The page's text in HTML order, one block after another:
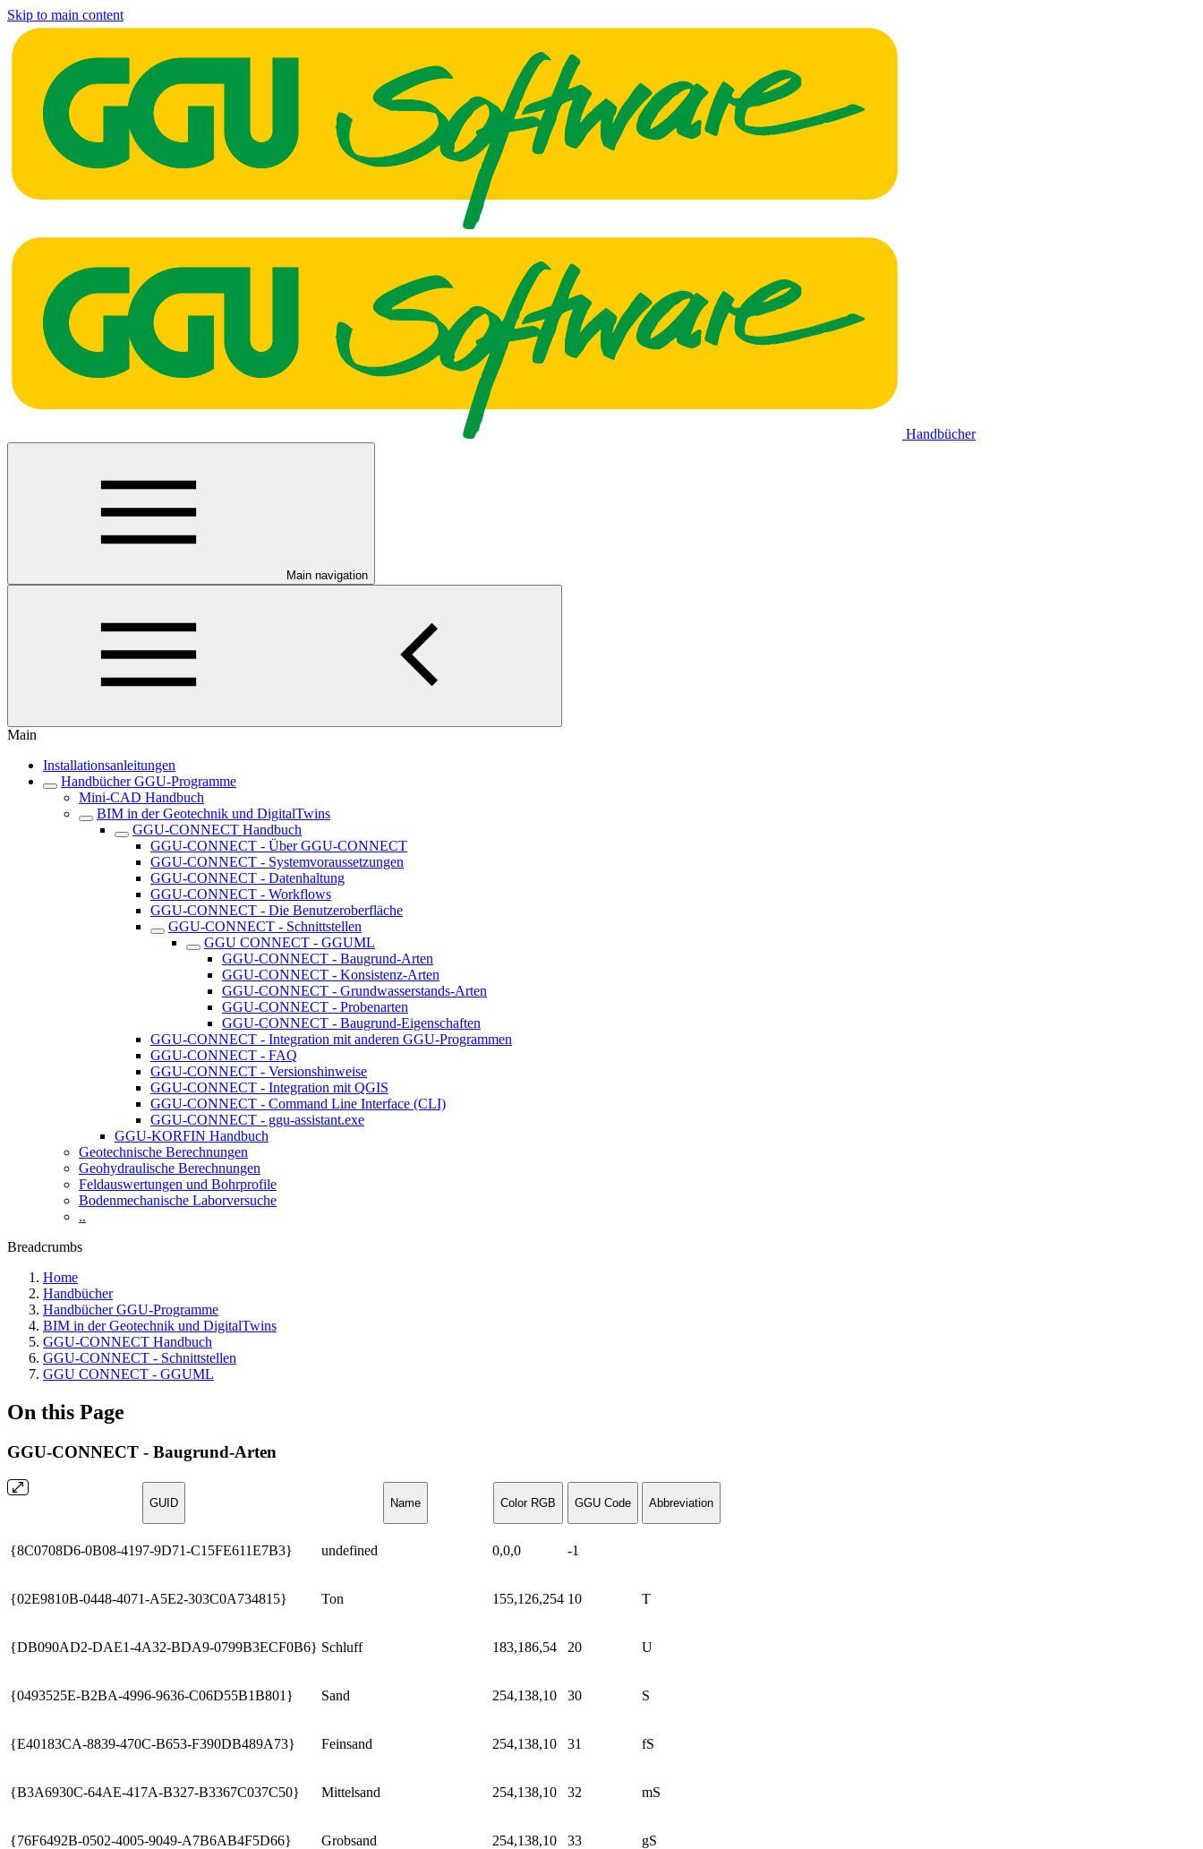
Skip to main content
Handbücher
Main navigation
Main
Installationsanleitungen
Handbücher GGU-Programme
Mini-CAD Handbuch
BIM in der Geotechnik und DigitalTwins
GGU-CONNECT Handbuch
GGU-CONNECT - Über GGU-CONNECT
GGU-CONNECT - Systemvoraussetzungen
GGU-CONNECT - Datenhaltung
GGU-CONNECT - Workflows
GGU-CONNECT - Die Benutzeroberfläche
GGU-CONNECT - Schnittstellen
GGU CONNECT - GGUML
GGU-CONNECT - Baugrund-Arten
GGU-CONNECT - Konsistenz-Arten
GGU-CONNECT - Grundwasserstands-Arten
GGU-CONNECT - Probenarten
GGU-CONNECT - Baugrund-Eigenschaften
GGU-CONNECT - Integration mit anderen GGU-Programmen
GGU-CONNECT - FAQ
GGU-CONNECT - Versionshinweise
GGU-CONNECT - Integration mit QGIS
GGU-CONNECT - Command Line Interface (CLI)
GGU-CONNECT - ggu-assistant.exe
GGU-KORFIN Handbuch
Geotechnische Berechnungen
Geohydraulische Berechnungen
Feldauswertungen und Bohrprofile
Bodenmechanische Laborversuche
..
Breadcrumbs
Home
Handbücher
Handbücher GGU-Programme
BIM in der Geotechnik und DigitalTwins
GGU-CONNECT Handbuch
GGU-CONNECT - Schnittstellen
GGU CONNECT - GGUML
On this Page
GGU-CONNECT - Baugrund-Arten
GUID Name Color RGB GGU Code Abbreviation
{8C0708D6-0B08-4197-9D71-C15FE611E7B3} undefined 0,0,0 -1
{02E9810B-0448-4071-A5E2-303C0A734815} Ton 155,126,254 10 T
{DB090AD2-DAE1-4A32-BDA9-0799B3ECF0B6} Schluff 183,186,54 20 U
{0493525E-B2BA-4996-9636-C06D55B1B801} Sand 254,138,10 30 S
{E40183CA-8839-470C-B653-F390DB489A73} Feinsand 254,138,10 31 fS
{B3A6930C-64AE-417A-B327-B3367C037C50} Mittelsand 254,138,10 32 mS
{76F6492B-0502-4005-9049-A7B6AB4F5D66} Grobsand 254,138,10 33 gS